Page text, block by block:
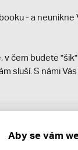
- a neunikne
v čem budete
sluší. S námi
online; v případě
Aby se vám